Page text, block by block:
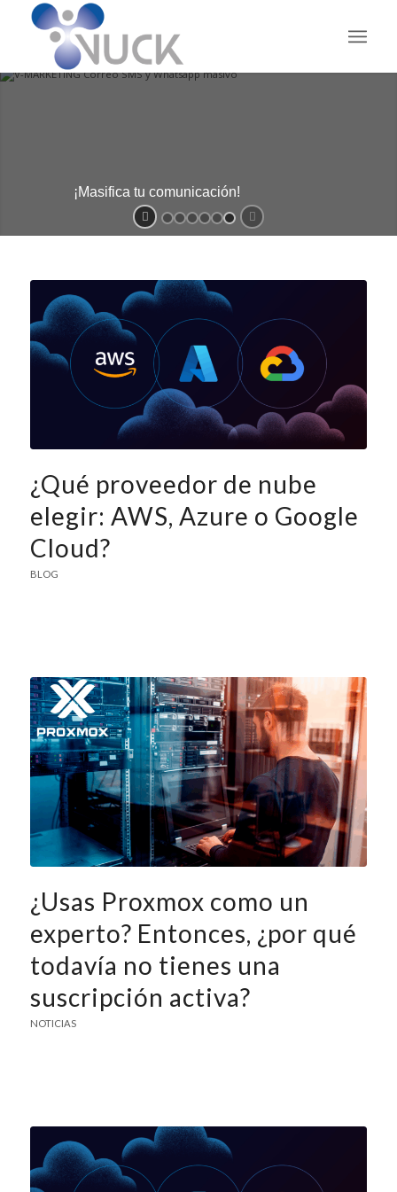
¡Masifica tu comunicación!
¿Qué proveedor de nube
elegir: AWS, Azure o Google
Cloud?
BLOG
¿Usas Proxmox como un
experto? Entonces, ¿por qué
todavía no tienes una
suscripción activa?
NOTICIAS